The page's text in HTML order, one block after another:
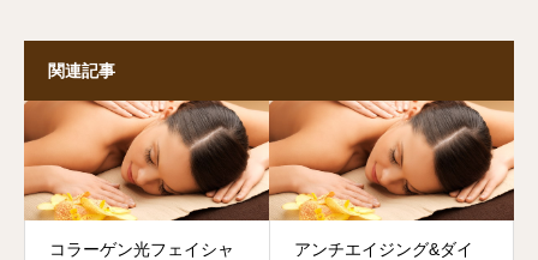
関連記事
コラーゲン光フェイシャ
アンチエイジング&ダイ